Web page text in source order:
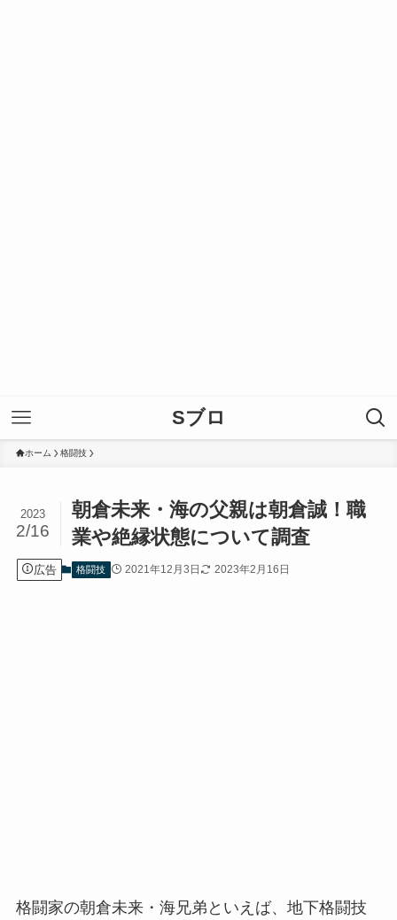
Sブロ
ホーム 格闘技
朝倉未来・海の父親は朝倉誠！職
業や絶縁状態について調査
2023
2/16
広告 格闘技 2021年12月3日 2023年2月16日
格闘家の朝倉未来・海兄弟といえば、地下格闘技